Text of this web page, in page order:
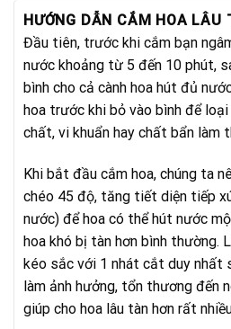
HƯỚNG DẪN CẮM HOA LÂU
Đầu tiên, trước khi cắm bạn
nước khoảng từ 5 đến 10 phút,
bình cho cả cành hoa hút đủ
hoa trước khi bỏ vào bình để
chất, vi khuẩn hay chất bẩn làm
Khi bắt đầu cắm hoa, chúng ta
chéo 45 độ, tăng tiết diện tiếp
nước) để hoa có thể hút nước
hoa khó bị tàn hơn bình thường.
kéo sắc với 1 nhát cắt duy nhất
làm ảnh hưởng, tổn thương đến
giúp cho hoa lâu tàn hơn rất